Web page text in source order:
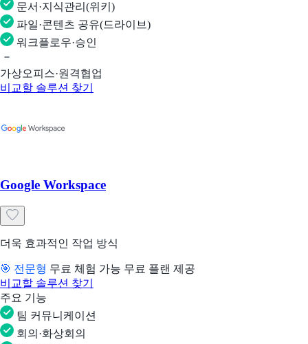
문서·지식관리(위키)
파일·콘텐츠 공유(드라이브)
워크플로우·승인
가상오피스·원격협업
비교할 솔루션 찾기
Google Workspace
더욱 효과적인 작업 방식
🎯 전문형 무료 체험 가능 무료 플랜 제공
비교할 솔루션 찾기
주요 기능
팀 커뮤니케이션
회의·화상회의